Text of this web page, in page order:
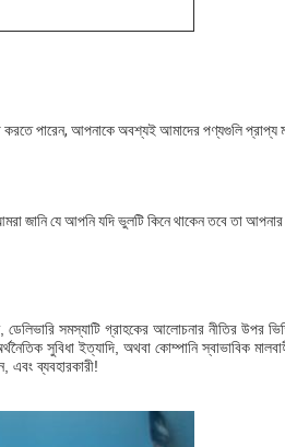
করতে পারেন, আপনাকে অবশ্যই আমাদের পণ্যগুলি
জানি যে আপনি যদি ভুলটি কিনে থাকেন তবে তা
ডেলিভারি সমস্যাটি গ্রাহকের আলোচনার নীতির উপর
সুবিধা ইত্যাদি, অথবা কোম্পানি স্বাভাবিক
এবং ব্যবহারকারী!